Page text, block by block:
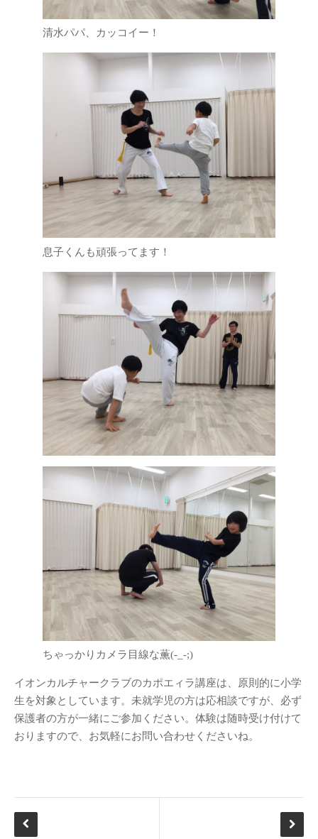
清水パパ、カッコイー！
息子くんも頑張ってます！
ちゃっかりカメラ目線な薫(-_-;)
イオンカルチャークラブのカポエィラ講座は、原則的に小学
生を対象としています。未就学児の方は応相談ですが、必ず
保護者の方が一緒にご参加ください。体験は随時受け付けて
おりますので、お気軽にお問い合わせくださいね。